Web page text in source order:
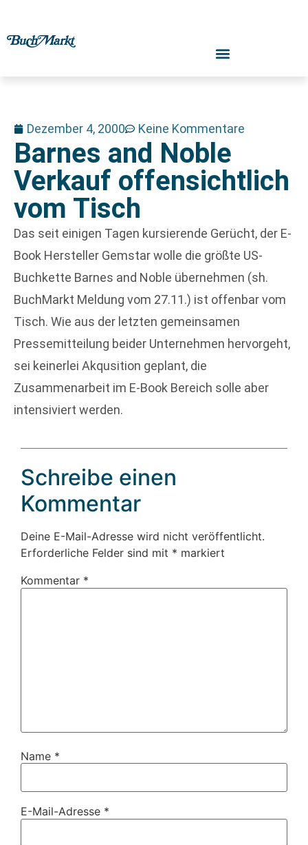
Dezember 4, 2000 Keine Kommentare
Barnes and Noble
Verkauf offensichtlich
vom Tisch
Das seit einigen Tagen kursierende Gerücht, der E-
Book Hersteller Gemstar wolle die größte US-
Buchkette Barnes and Noble übernehmen (sh.
BuchMarkt Meldung vom 27.11.) ist offenbar vom
Tisch. Wie aus der letzten gemeinsamen
Pressemitteilung beider Unternehmen hervorgeht,
sei keinerlei Akqusition geplant, die
Zusammenarbeit im E-Book Bereich solle aber
intensiviert werden.
Schreibe einen
Kommentar
Deine E-Mail-Adresse wird nicht veröffentlicht.
Erforderliche Felder sind mit * markiert
Kommentar *
Name *
E-Mail-Adresse *